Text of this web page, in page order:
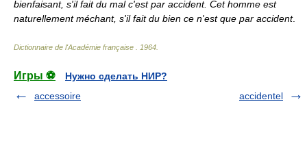
bienfaisant, s'il fait du mal c'est par accident. Cet homme est
naturellement méchant, s'il fait du bien ce n'est que par accident.
Dictionnaire de l'Académie française 1964
Игры ⚽
Нужно сделать НИР?
accessoire
accidentel